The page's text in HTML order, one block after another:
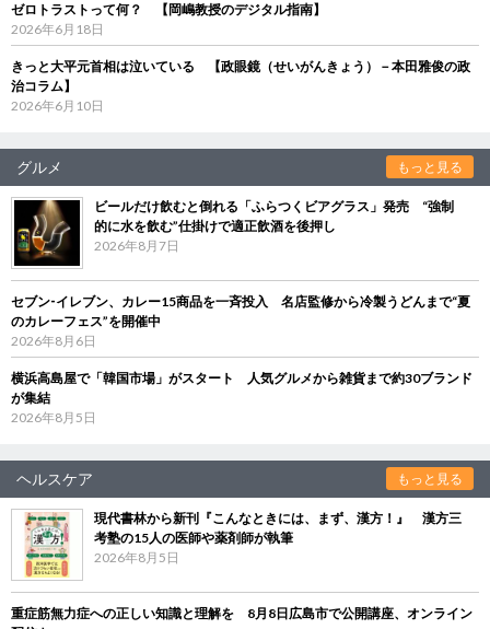
ゼロトラストって何？ 【岡嶋教授のデジタル指南】
2026年6月18日
きっと大平元首相は泣いている 【政眼鏡（せいがんきょう）－本田雅俊の政
治コラム】
2026年6月10日
グルメ もっと見る
ビールだけ飲むと倒れる「ふらつくビアグラス」発売 “強制
的に水を飲む”仕掛けで適正飲酒を後押し
2026年8月7日
セブン‐イレブン、カレー15商品を一斉投入 名店監修から冷製うどんまで“夏
のカレーフェス”を開催中
2026年8月6日
横浜高島屋で「韓国市場」がスタート 人気グルメから雑貨まで約30ブランド
が集結
2026年8月5日
ヘルスケア もっと見る
現代書林から新刊『こんなときには、まず、漢方！』 漢方三
考塾の15人の医師や薬剤師が執筆
2026年8月5日
重症筋無力症への正しい知識と理解を 8月8日広島市で公開講座、オンライン